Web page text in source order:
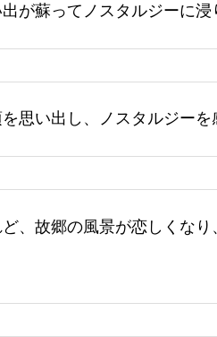
が蘇ってノスタルジーに浸
思い出し、ノスタルジーを
、故郷の風景が恋しくなり